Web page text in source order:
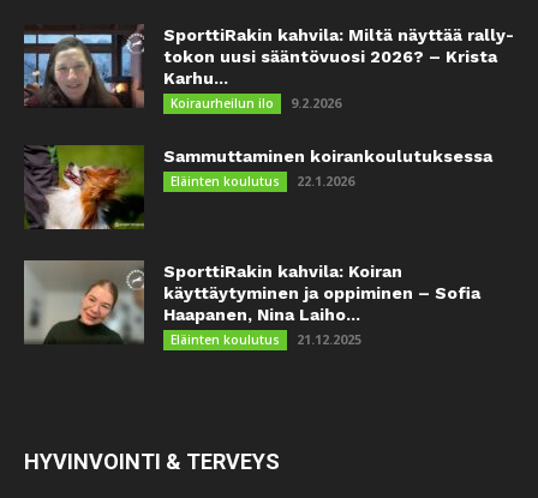
SporttiRakin kahvila: Miltä näyttää rally-
tokon uusi sääntövuosi 2026? – Krista
Karhu...
Koiraurheilun ilo 9.2.2026
Sammuttaminen koirankoulutuksessa
Eläinten koulutus 22.1.2026
SporttiRakin kahvila: Koiran
käyttäytyminen ja oppiminen – Sofia
Haapanen, Nina Laiho...
Eläinten koulutus 21.12.2025
HYVINVOINTI & TERVEYS